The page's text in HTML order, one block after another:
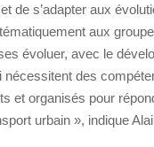
de s’adapter aux
aux
évoluer, avec le
des
et organisés pour
urbain », indique